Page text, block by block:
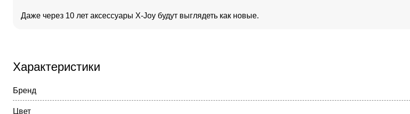
Даже через 10 лет аксессуары X-Joy будут выглядеть как новые.
Характеристики
Бренд
Цвет